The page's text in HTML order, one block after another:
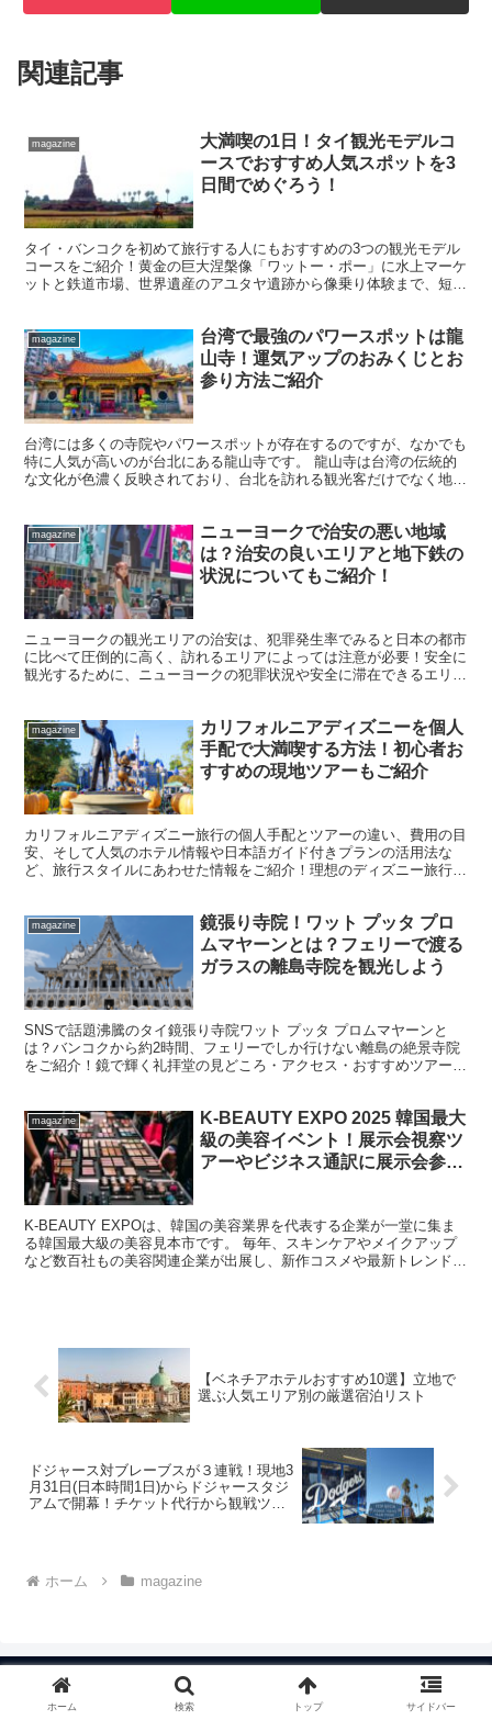
関連記事
magazine
大満喫の1日！タイ観光モデルコ
ースでおすすめ人気スポットを3
日間でめぐろう！
タイ・バンコクを初めて旅行する人にもおすすめの3つの観光モデル
コースをご紹介！黄金の巨大涅槃像「ワットー・ポー」に水上マーケ
ットと鉄道市場、世界遺産のアユタヤ遺跡から像乗り体験まで、短い
magazine
台湾で最強のパワースポットは龍
山寺！運気アップのおみくじとお
参り方法ご紹介
台湾には多くの寺院やパワースポットが存在するのですが、なかでも
特に人気が高いのが台北にある龍山寺です。 龍山寺は台湾の伝統的
な文化が色濃く反映されており、台北を訪れる観光客だけでなく地元
magazine
ニューヨークで治安の悪い地域
は？治安の良いエリアと地下鉄の
状況についてもご紹介！
ニューヨークの観光エリアの治安は、犯罪発生率でみると日本の都市
に比べて圧倒的に高く、訪れるエリアによっては注意が必要！安全に
観光するために、ニューヨークの犯罪状況や安全に滞在できるエリ
magazine
カリフォルニアディズニーを個人
手配で大満喫する方法！初心者お
すすめの現地ツアーもご紹介
カリフォルニアディズニー旅行の個人手配とツアーの違い、費用の目
安、そして人気のホテル情報や日本語ガイド付きプランの活用法な
ど、旅行スタイルにあわせた情報をご紹介！理想のディズニー旅行に
magazine
鏡張り寺院！ワット プッタ プロ
ムマヤーンとは？フェリーで渡る
ガラスの離島寺院を観光しよう
SNSで話題沸騰のタイ鏡張り寺院ワット プッタ プロムマヤーンと
は？バンコクから約2時間、フェリーでしか行けない離島の絶景寺院
をご紹介！鏡で輝く礼拝堂の見どころ・アクセス・おすすめツアーま
magazine
K-BEAUTY EXPO 2025 韓国最大
級の美容イベント！展示会視察ツ
アーやビジネス通訳に展示会参加
K-BEAUTY EXPOは、韓国の美容業界を代表する企業が一堂に集ま
る韓国最大級の美容見本市です。 毎年、スキンケアやメイクアップ
など数百社もの美容関連企業が出展し、新作コスメや最新トレンドを
【ベネチアホテルおすすめ10選】立地で
選ぶ人気エリア別の厳選宿泊リスト
ドジャース対ブレーブスが３連戦！現地3
月31日(日本時間1日)からドジャースタジ
アムで開幕！チケット代行から観戦ツア
ホーム magazine
ホーム 検索 トップ サイドバー